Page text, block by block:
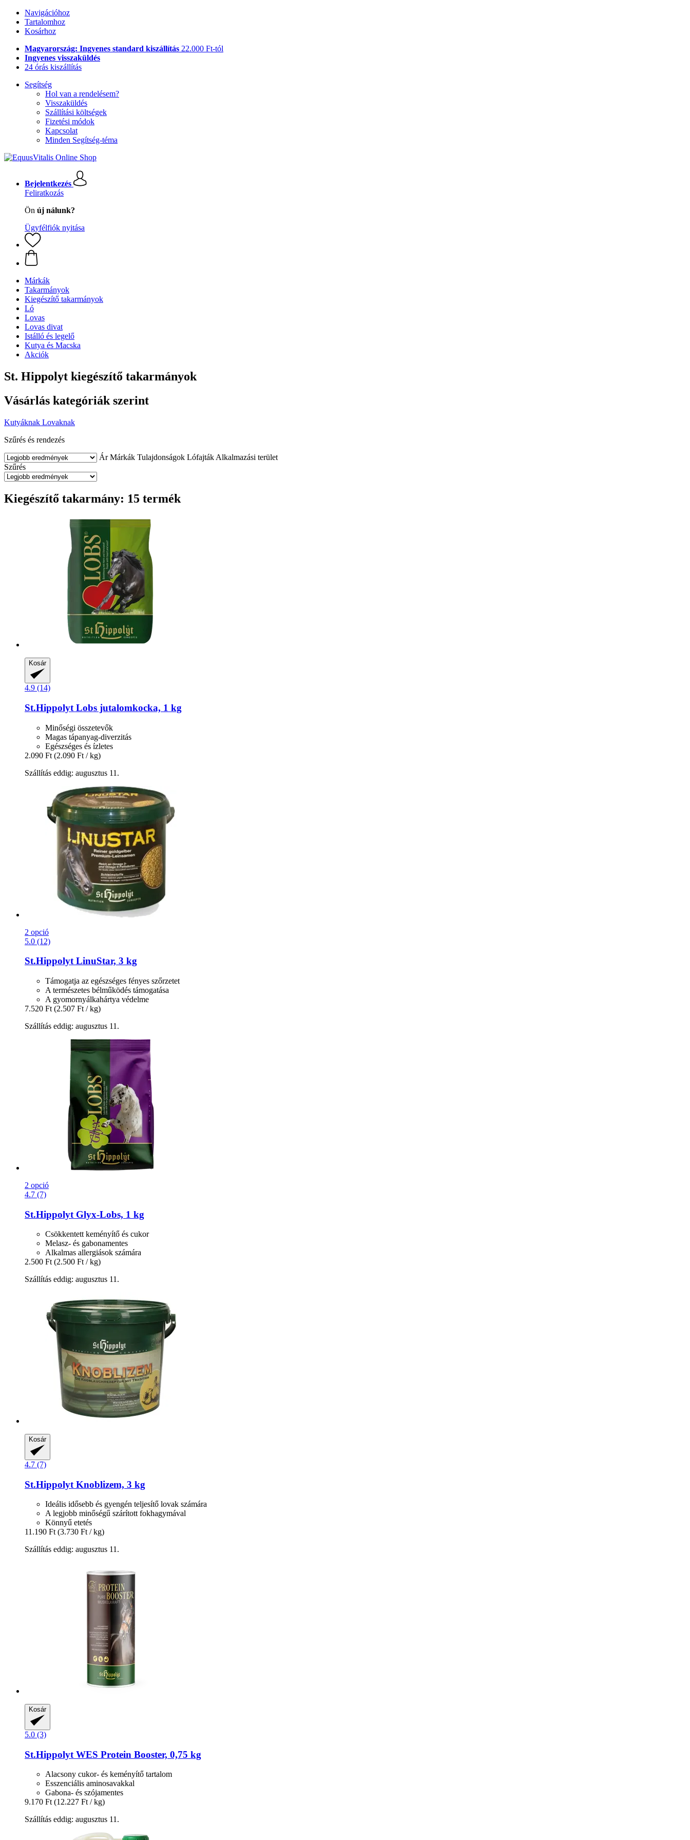
Navigációhoz
Tartalomhoz
Kosárhoz
Magyarország: Ingyenes standard kiszállítás 22.000 Ft-tól
Ingyenes visszaküldés
24 órás kiszállítás
Segítség
Hol van a rendelésem?
Visszaküldés
Szállítási költségek
Fizetési módok
Kapcsolat
Minden Segítség-téma
Bejelentkezés
Feliratkozás
Ön új nálunk?
Ügyfélfiók nyitása
Márkák
Takarmányok
Kiegészítő takarmányok
Ló
Lovas
Lovas divat
Istálló és legelő
Kutya és Macska
Akciók
St. Hippolyt kiegészítő takarmányok
Vásárlás kategóriák szerint
Kutyáknak Lovaknak
Szűrés és rendezés
Ár Márkák Tulajdonságok Lófajták Alkalmazási terület
Szűrés
Kiegészítő takarmány: 15 termék
Kosár
4.9 (14)
St.Hippolyt Lobs jutalomkocka, 1 kg
Minőségi összetevők
Magas tápanyag-diverzitás
Egészséges és ízletes
2.090 Ft (2.090 Ft / kg)
Szállítás eddig: augusztus 11.
2 opció
5.0 (12)
St.HippolytLinuStar, 3 kg
Támogatja az egészséges fényes szőrzetet
A természetes bélműködés támogatása
A gyomornyálkahártya védelme
7.520 Ft (2.507 Ft / kg)
Szállítás eddig: augusztus 11.
2 opció
4.7 (7)
St.Hippolyt Glyx-​Lobs, 1 kg
Csökkentett keményítő és cukor
Melasz- és gabonamentes
Alkalmas allergiások számára
2.500 Ft (2.500 Ft / kg)
Szállítás eddig: augusztus 11.
Kosár
4.7 (7)
St.Hippolyt Knoblizem, 3 kg
Ideális idősebb és gyengén teljesítő lovak számára
A legjobb minőségű szárított fokhagymával
Könnyű etetés
11.190 Ft (3.730 Ft / kg)
Szállítás eddig: augusztus 11.
Kosár
5.0 (3)
St.Hippolyt WES Protein Booster, 0,75 kg
Alacsony cukor- és keményítő tartalom
Esszenciális aminosavakkal
Gabona- és szójamentes
9.170 Ft (12.227 Ft / kg)
Szállítás eddig: augusztus 11.